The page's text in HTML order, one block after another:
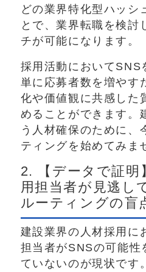
どの業界特化型ハッシ
とで、業界転職を検討
チが可能になります。
採用活動においてSNS
単に応募者数を増やす
化や価値観に共感した
めることができます。
う人材確保のために、
ティングを始めてみま
2. 【データで証明
用担当者が見逃し
ルーティングの盲
建設業界の人材採用に
担当者がSNSの可能性
ていないのが現状です